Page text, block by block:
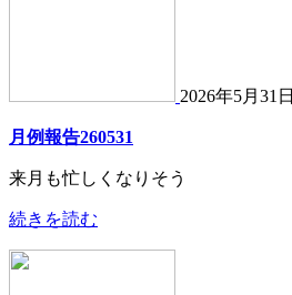
2026年5月31日
月例報告260531
来月も忙しくなりそう
続きを読む